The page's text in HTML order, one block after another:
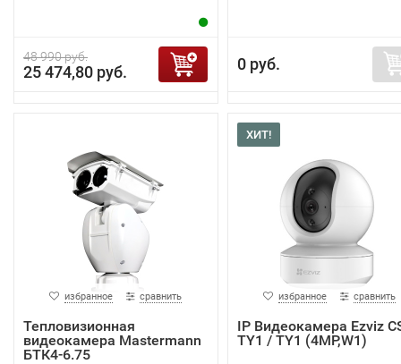
48 990 руб.
25 474,80 руб. 0 руб.
избранное сравнить
Тепловизионная
видеокамера Mastermann
БТК4-6.75
ХИТ!
избранное сравнить
IP Видеокамера Ezviz
TY1 / TY1 (4MP,W1)